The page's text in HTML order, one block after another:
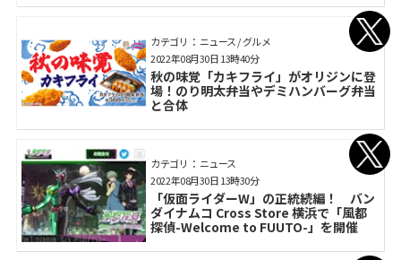
カテゴリ： ニュース / グルメ
秋の味覚「カキフライ」がオリジンに登
場！のり明太弁当やデミハンバーグ弁当
と合体
2022年08月30日 13時40分
カテゴリ： ニュース
「仮面ライダーW」の正統続編！ バン
ダイナムコ Cross Store 横浜で「風都
探偵-Welcome to FUUTO-」を開催
2022年08月30日 13時30分